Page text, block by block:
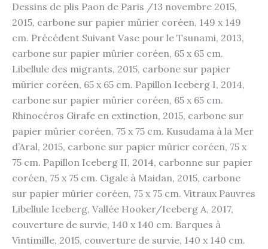
Dessins de plis Paon de Paris /13 novembre 2015,
2015, carbone sur papier mûrier coréen, 149 x 149
cm. Précédent Suivant Vase pour le Tsunami, 2013,
carbone sur papier mûrier coréen, 65 x 65 cm.
Libellule des migrants, 2015, carbone sur papier
mûrier coréen, 65 x 65 cm. Papillon Iceberg I, 2014,
carbone sur papier mûrier coréen, 65 x 65 cm.
Rhinocéros Girafe en extinction, 2015, carbone sur
papier mûrier coréen, 75 x 75 cm. Kusudama à la Mer
d’Aral, 2015, carbone sur papier mûrier coréen, 75 x
75 cm. Papillon Iceberg II, 2014, carbonne sur papier
coréen, 75 x 75 cm. Cigale à Maidan, 2015, carbone
sur papier mûrier coréen, 75 x 75 cm. Vitraux Pauvres
Libellule Iceberg, Vallée Hooker/Iceberg A, 2017,
couverture de survie, 140 x 140 cm. Barques à
Vintimille, 2015, couverture de survie, 140 x 140 cm.